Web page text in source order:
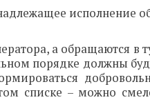
исполнение
а обращаются в
порядке должны
списке – можно